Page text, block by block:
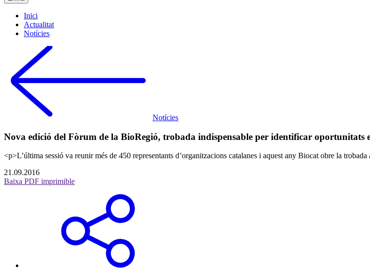
Inici
Actualitat
Notícies
Notícies
Nova edició del Fòrum de la BioRegió, trobada indispensable per identificar oportunitats
<p>L’última sessió va reunir més de 450 representants d’organitzacions catalanes i aquest any Biocat obre la
21.09.2016
Baixa PDF imprimible